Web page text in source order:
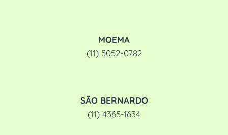
MOEMA
(11) 5052-0782
SÃO BERNARDO
(11) 4365-1634